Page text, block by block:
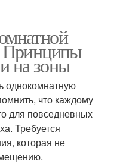
Принципы
на зоны
однокомнатную
что каждому
для повседневных
Требуется
которая не